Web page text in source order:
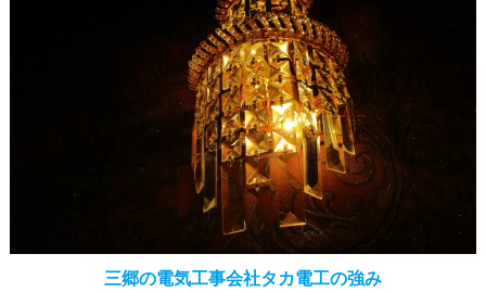
三郷の電気工事会社タカ電工の強み